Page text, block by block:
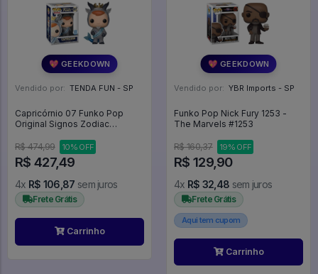
💖 GEEKDOWN
Vendido por: TENDA FUN - SP
Capricórnio 07 Funko Pop
Original Signos Zodiac
Capricorn - Signos - #7 -
Funko Pop - #7 - FUNKO POP
#7
R$ 474,99 10% OFF
R$ 427,49
4x R$ 106,87 sem juros
Frete Grátis
Carrinho
💖 GEEKDOWN
Vendido por: YBR Imports - SP
Funko Pop Nick Fury 1253 -
The Marvels #1253
R$ 160,37 19% OFF
R$ 129,90
4x R$ 32,48 sem juros
Frete Grátis
Aqui tem cupom
Carrinho